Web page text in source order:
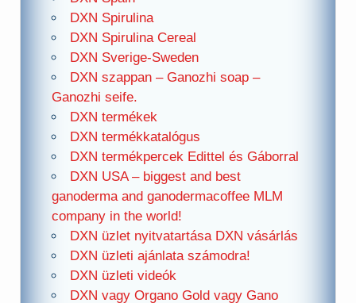
DXN Spirulina
DXN Spirulina Cereal
DXN Sverige-Sweden
DXN szappan – Ganozhi soap –
Ganozhi seife.
DXN termékek
DXN termékkatalógus
DXN termékpercek Edittel és Gáborral
DXN USA – biggest and best
ganoderma and ganodermacoffee MLM
company in the world!
DXN üzlet nyitvatartása DXN vásárlás
DXN üzleti ajánlata számodra!
DXN üzleti videók
DXN vagy Organo Gold vagy Gano